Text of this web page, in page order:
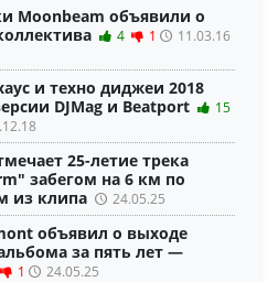
Moonbeam объявили о
4 1 11.03.16
и техно диджеи 2018
DJMag и Beatport
15
25-летие трека
забегом на 6 км по
из клипа
24.05.25
объявил о выходе
за пять лет —
1 24.05.25